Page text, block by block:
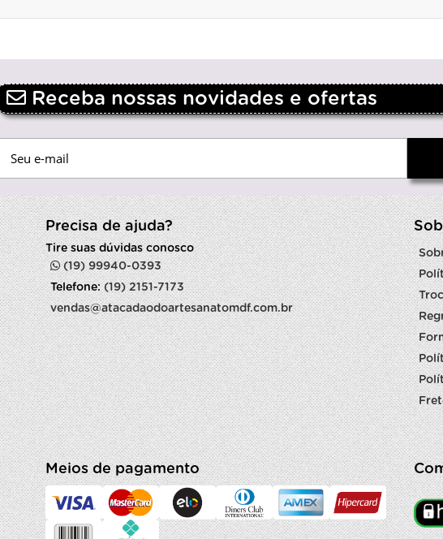
Receba nossas novidades e ofertas
Precisa de ajuda?
Tire suas dúvidas conosco
(19) 99940-0393
Telefone:(19) 2151-7173
vendas@atacadaodoartesanatomdf.com.br
Meios de pagamento